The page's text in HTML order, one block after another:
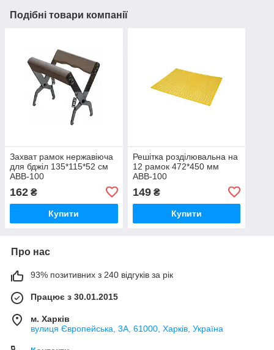
Подібні товари компанії
Захват рамок нержавіюча
для бджіл 135*115*52 см
АВВ-100
162 ₴
Купити
Решітка розділювальна на
12 рамок 472*450 мм
АВВ-100
149₴
Купити
Про нас
93% позитивних з 240 відгуків за рік
Працює з 30.01.2015
м. Харків
вулиця Європейська, 3А, 61000, Харків, Україна